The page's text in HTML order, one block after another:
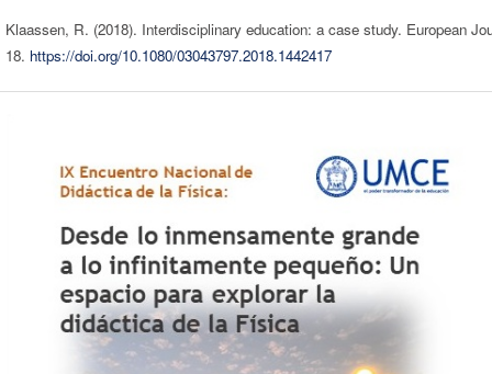
Klaassen, R. (2018). Interdisciplinary education: a case study. European
18. https://doi.org/10.1080/03043797.2018.1442417